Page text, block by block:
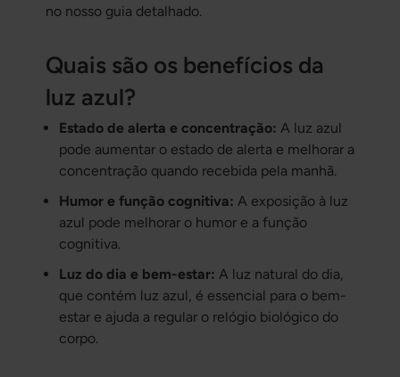
no nosso guia detalhado.
Quais são os benefícios da
luz azul?
Estado de alerta e concentração: A luz azul
pode aumentar o estado de alerta e melhorar a
concentração quando recebida pela manhã.
Humor e função cognitiva: A exposição à luz
azul pode melhorar o humor e a função
cognitiva.
Luz do dia e bem-estar: A luz natural do dia,
que contém luz azul, é essencial para o bem-
estar e ajuda a regular o relógio biológico do
corpo.